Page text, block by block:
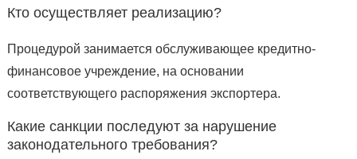
Кто осуществляет реализацию?
Процедурой занимается обслуживающее кредитно-
финансовое учреждение, на основании
соответствующего распоряжения экспортера.
Какие санкции последуют за нарушение
законодательного требования?